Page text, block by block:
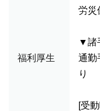
福利厚生
労災
▼諸
通勤
り
[受